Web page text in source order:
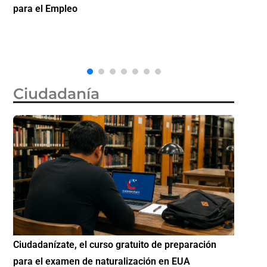
la ciudadanía por nacimiento, semanas después de
Ciudadanía
Si eres residente ingresa a Ciudadanízate, el curso
gratuito de preparación para el examen de